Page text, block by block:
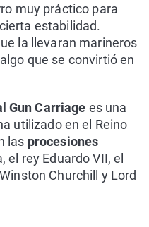
muy práctico para
estabilidad.
la llevaran marineros
que se convirtió en
Gun Carriage es una
utilizado en el Reino
las procesiones
el rey Eduardo VII, el
Churchill y Lord